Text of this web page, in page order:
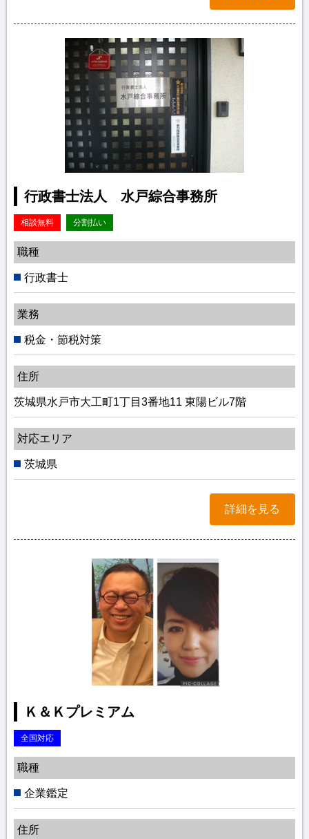
行政書士法人 水戸綜合事務所
相談無料 分割払い
職種
行政書士
業務
税金・節税対策
住所
茨城県水戸市大工町1丁目3番地11 東陽ビル7階
対応エリア
茨城県
詳細を見る
Ｋ＆Ｋプレミアム
全国対応
職種
企業鑑定
住所